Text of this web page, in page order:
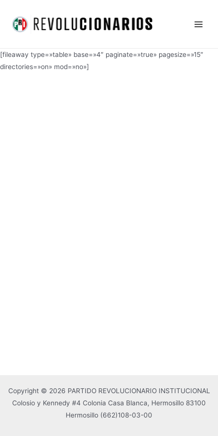
contenido
[fileaway type=»table» base=»4″ paginate=»true» pagesize=»15″
directories=»on» mod=»no»]
Copyright © 2026 PARTIDO REVOLUCIONARIO INSTITUCIONAL
Colosio y Kennedy #4 Colonia Casa Blanca, Hermosillo 83100
Hermosillo (662)108-03-00